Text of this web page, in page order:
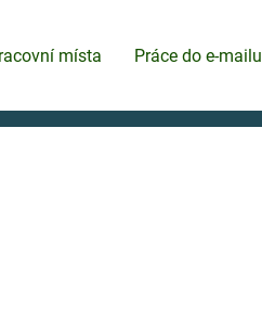
místa Práce do e-mailu